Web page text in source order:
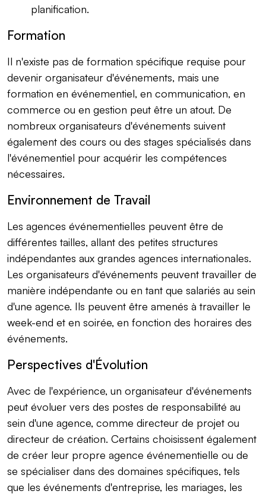
planification.
Formation
Il n'existe pas de formation spécifique requise pour
devenir organisateur d'événements, mais une
formation en événementiel, en communication, en
commerce ou en gestion peut être un atout. De
nombreux organisateurs d'événements suivent
également des cours ou des stages spécialisés dans
l'événementiel pour acquérir les compétences
nécessaires.
Environnement de Travail
Les agences événementielles peuvent être de
différentes tailles, allant des petites structures
indépendantes aux grandes agences internationales.
Les organisateurs d'événements peuvent travailler de
manière indépendante ou en tant que salariés au sein
d'une agence. Ils peuvent être amenés à travailler le
week-end et en soirée, en fonction des horaires des
événements.
Perspectives d'Évolution
Avec de l'expérience, un organisateur d'événements
peut évoluer vers des postes de responsabilité au
sein d'une agence, comme directeur de projet ou
directeur de création. Certains choisissent également
de créer leur propre agence événementielle ou de
se spécialiser dans des domaines spécifiques, tels
que les événements d'entreprise, les mariages, les